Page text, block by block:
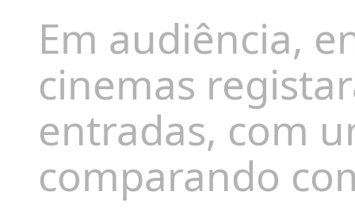
Em audiência,
cinemas
entradas, com
comparando